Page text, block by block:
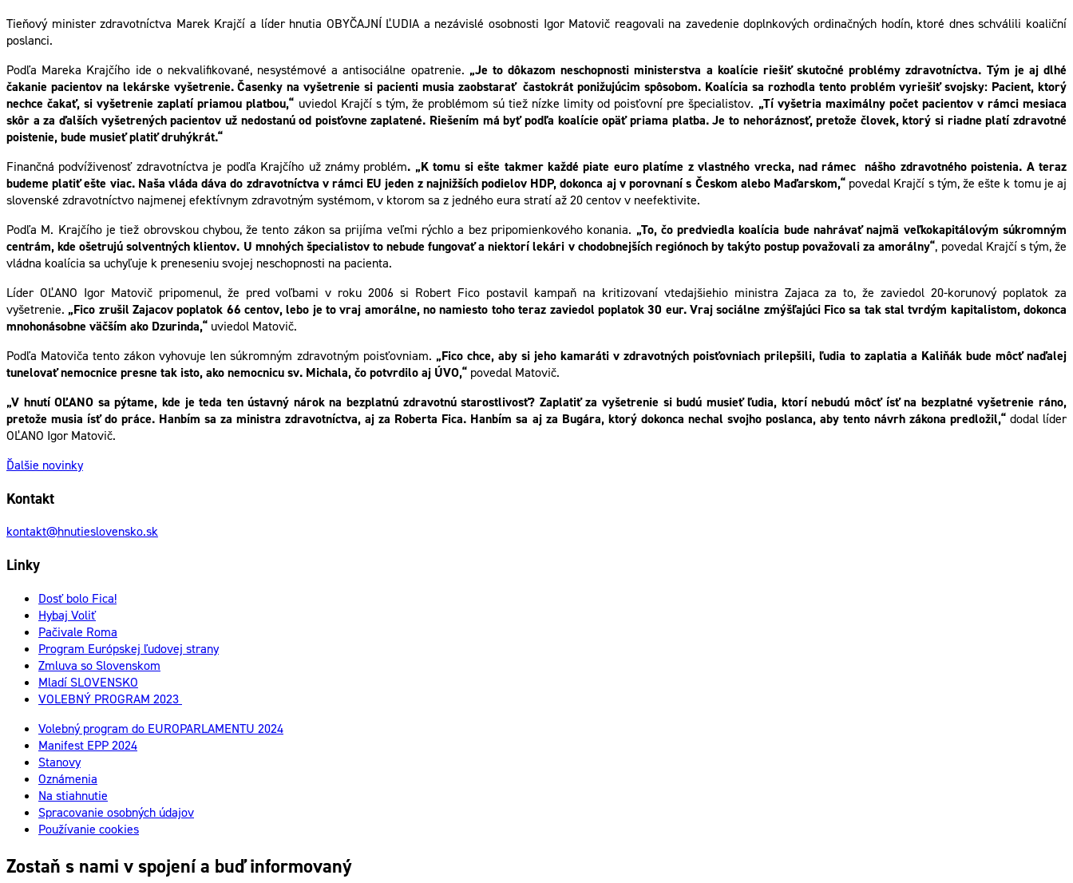
Tieňový minister zdravotníctva Marek Krajčí a líder hnutia OBYČAJNÍ ĽUDIA a nezávislé osobnosti Igor Matovič reagovali na zavedenie doplnkových ordinačných hodín, ktoré dnes schválili koaliční
poslanci.
Podľa Mareka Krajčího ide o nekvalifikované, nesystémové a antisociálne opatrenie. „Je to dôkazom neschopnosti ministerstva a koalície riešiť skutočné problémy zdravotníctva. Tým je aj dlhé
čakanie pacientov na lekárske vyšetrenie. Časenky na vyšetrenie si pacienti musia zaobstarať častokrát ponižujúcim spôsobom. Koalícia sa rozhodla tento problém vyriešiť svojsky: Pacient, ktorý
nechce čakať, si vyšetrenie zaplatí priamou platbou,“ uviedol Krajčí s tým, že problémom sú tiež nízke limity od poisťovní pre špecialistov. „Tí vyšetria maximálny počet pacientov v rámci mesiaca
skôr a za ďalších vyšetrených pacientov už nedostanú od poisťovne zaplatené. Riešením má byť podľa koalície opäť priama platba. Je to nehoráznosť, pretože človek, ktorý si riadne platí zdravotné
poistenie, bude musieť platiť druhýkrát.“
Finančná podvíživenosť zdravotníctva je podľa Krajčího už známy problém. „K tomu si ešte takmer každé piate euro platíme z vlastného vrecka, nad rámec nášho zdravotného poistenia. A teraz
budeme platiť ešte viac. Naša vláda dáva do zdravotníctva v rámci EU jeden z najnižších podielov HDP, dokonca aj v porovnaní s Českom alebo Maďarskom,“povedal Krajčí s tým, že ešte k tomu je aj
slovenské zdravotníctvo najmenej efektívnym zdravotným systémom, v ktorom sa z jedného eura stratí až 20 centov v neefektivite.
Podľa M. Krajčího je tiež obrovskou chybou, že tento zákon sa prijíma veľmi rýchlo a bez pripomienkového konania. „To, čo predviedla koalícia bude nahrávať najmä veľkokapitálovým súkromným
centrám, kde ošetrujú solventných klientov. U mnohých špecialistov to nebude fungovať a niektorí lekári v chodobnejších regiónoch by takýto postup považovali za amorálny“, povedal Krajčí s tým, že
vládna koalícia sa uchyľuje k preneseniu svojej neschopnosti na pacienta.
Líder OĽANO Igor Matovič pripomenul, že pred voľbami v roku 2006 si Robert Fico postavil kampaň na kritizovaní vtedajšiehio ministra Zajaca za to, že zaviedol 20-korunový poplatok za
vyšetrenie. „Fico zrušil Zajacov poplatok 66 centov, lebo je to vraj amorálne, no namiesto toho teraz zaviedol poplatok 30 eur. Vraj sociálne zmýšľajúci Fico sa tak stal tvrdým kapitalistom, dokonca
mnohonásobne väčším ako Dzurinda,“ uviedol Matovič.
Podľa Matoviča tento zákon vyhovuje len súkromným zdravotným poisťovniam. „Fico chce, aby si jeho kamaráti v zdravotných poisťovniach prilepšili, ľudia to zaplatia a Kaliňák bude môcť naďalej
tunelovať nemocnice presne tak isto, ako nemocnicu sv. Michala, čo potvrdilo aj ÚVO,“ povedal Matovič.
„V hnutí OĽANO sa pýtame, kde je teda ten ústavný nárok na bezplatnú zdravotnú starostlivosť? Zaplatiť za vyšetrenie si budú musieť ľudia, ktorí nebudú môcť ísť na bezplatné vyšetrenie ráno,
pretože musia ísť do práce. Hanbím sa za ministra zdravotníctva, aj za Roberta Fica. Hanbím sa aj za Bugára, ktorý dokonca nechal svojho poslanca, aby tento návrh zákona predložil,“dodal líder
OĽANO Igor Matovič.
Ďalšie novinky
Kontakt
kontakt@hnutieslovensko.sk
Linky
Dosť bolo Fica!
Hybaj Voliť
Pačivale Roma
Program Európskej ľudovej strany
Zmluva so Slovenskom
Mladí SLOVENSKO
VOLEBNÝ PROGRAM 2023
Volebný program do EUROPARLAMENTU 2024
Manifest EPP 2024
Stanovy
Oznámenia
Na stiahnutie
Spracovanie osobných údajov
Používanie cookies
Zostaň s nami v spojení a buď informovaný